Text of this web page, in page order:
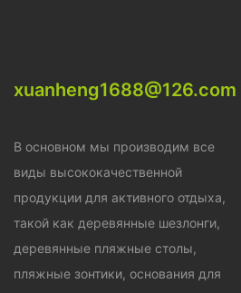
xuanheng1688@126.com
В основном мы производим все
виды высококачественной
продукции для активного отдыха,
такой как деревянные шезлонги,
деревянные пляжные столы,
пляжные зонтики, основания для